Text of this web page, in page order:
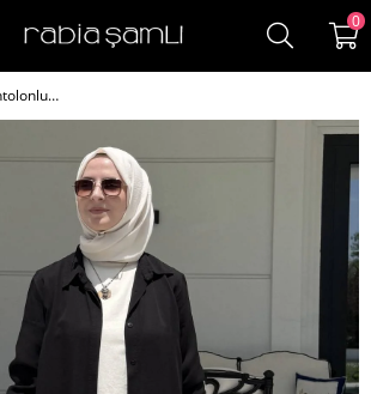
0
Elif Pantolonlu Takım Siyah